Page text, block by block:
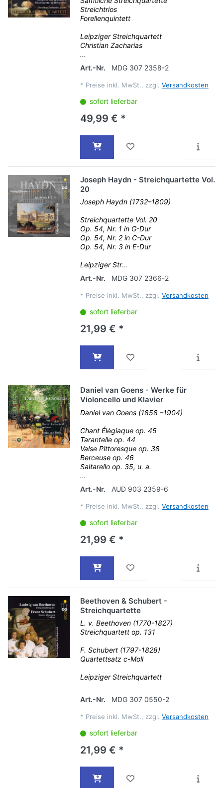
Streichtrios
Forellenquintett
Leipziger Streichquartett
Christian Zacharias
...
Art.-Nr.
MDG 307 2358-2
* Preise inkl. MwSt., zzgl. Versandkosten
sofort lieferbar
49,99 € *
Joseph Haydn - Streichquartette Vol.
20
Joseph Haydn (1732–1809)
Streichquartette Vol. 20
Op. 54, Nr. 1 in G-Dur
Op. 54, Nr. 2 in C-Dur
Op. 54, Nr. 3 in E-Dur
Leipziger Str...
Art.-Nr.
MDG 307 2366-2
* Preise inkl. MwSt., zzgl. Versandkosten
sofort lieferbar
21,99 € *
Daniel van Goens - Werke für
Violoncello und Klavier
Daniel van Goens (1858 –1904)
Chant Élégiaque op. 45
Tarantelle op. 44
Valse Pittoresque op. 38
Berceuse op. 46
Saltarello op. 35, u. a.
...
Art.-Nr.
AUD 903 2359-6
* Preise inkl. MwSt., zzgl. Versandkosten
sofort lieferbar
21,99 € *
Beethoven & Schubert -
Streichquartette
L. v. Beethoven (1770-1827)
Streichquartett op. 131
F. Schubert (1797-1828)
Quartettsatz c-Moll
Leipziger Streichquartett
Art.-Nr. MDG 307 0550-2
* Preise inkl. MwSt., zzgl. Versandkosten
sofort lieferbar
21,99 € *